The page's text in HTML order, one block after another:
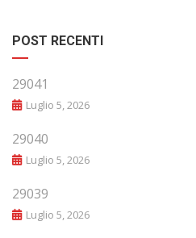
POST RECENTI
29041
Luglio 5, 2026
29040
Luglio 5, 2026
29039
Luglio 5, 2026